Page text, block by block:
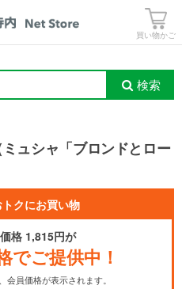
買い物かご
検索
ュシャ「ブロンドとロー
クにお買い物
格 1,815円が
でご提供中！
会員価格が表示されます。